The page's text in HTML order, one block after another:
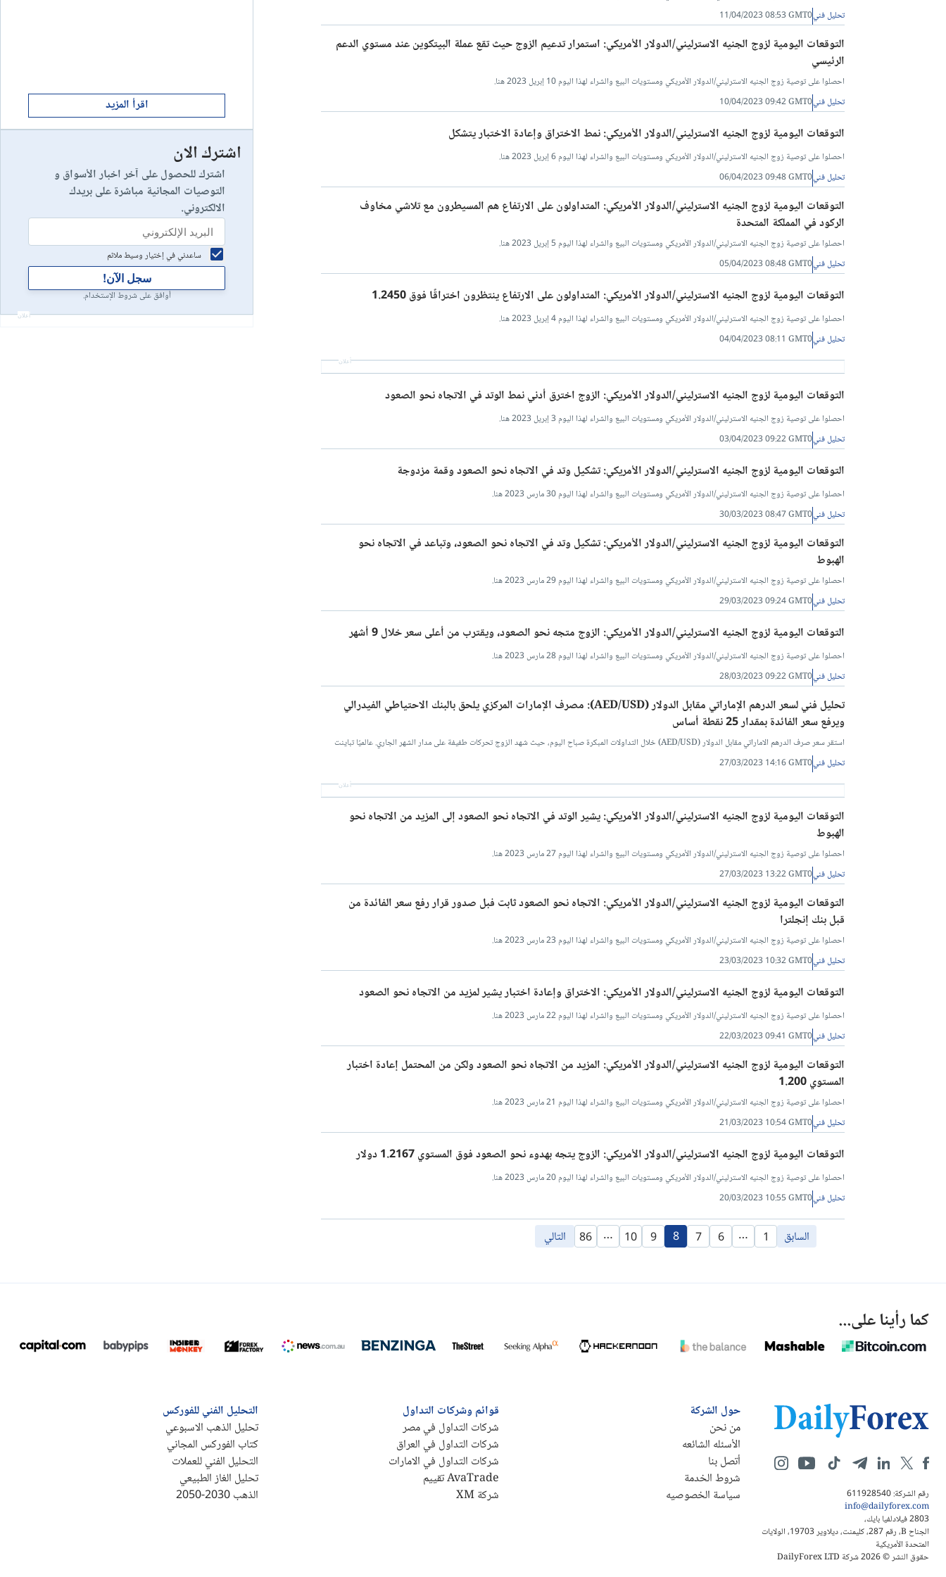
تحليل فني11/04/2023 08:53 GMT0
التوقعات اليومية لزوج الجنيه الاسترليني/الدولار الأمريكي: استمرار تدعيم الزوج حيث تقع عملة البيتكوين عند مستوي الدعم
الرئيسي
احصلوا على توصية زوج الجنيه الاسترليني/الدولار الأمريكي ومستويات البيع والشراء لهذا اليوم 10 إبريل 2023 هنا.
تحليل فني10/04/2023 09:42 GMT0
التوقعات اليومية لزوج الجنيه الاسترليني/الدولار الأمريكي: نمط الاختراق وإعادة الاختبار يتشكل
احصلوا على توصية زوج الجنيه الاسترليني/الدولار الأمريكي ومستويات البيع والشراء لهذا اليوم 6 إبريل 2023 هنا.
تحليل فني06/04/2023 09:48 GMT0
التوقعات اليومية لزوج الجنيه الاسترليني/الدولار الأمريكي: المتداولون على الارتفاع هم المسيطرون مع تلاشي مخاوف
الركود في المملكة المتحدة
احصلوا على توصية زوج الجنيه الاسترليني/الدولار الأمريكي ومستويات البيع والشراء لهذا اليوم 5 إبريل 2023 هنا.
تحليل فني05/04/2023 08:48 GMT0
التوقعات اليومية لزوج الجنيه الاسترليني/الدولار الأمريكي: المتداولون على الارتفاع ينتظرون اختراقًا فوق 1.2450
احصلوا على توصية زوج الجنيه الاسترليني/الدولار الأمريكي ومستويات البيع والشراء لهذا اليوم 4 إبريل 2023 هنا.
تحليل فني04/04/2023 08:11 GMT0
أعلان
التوقعات اليومية لزوج الجنيه الاسترليني/الدولار الأمريكي: الزوج اخترق أدني نمط الوتد في الاتجاه نحو الصعود
احصلوا على توصية زوج الجنيه الاسترليني/الدولار الأمريكي ومستويات البيع والشراء لهذا اليوم 3 إبريل 2023 هنا.
تحليل فني03/04/2023 09:22 GMT0
التوقعات اليومية لزوج الجنيه الاسترليني/الدولار الأمريكي: تشكيل وتد في الاتجاه نحو الصعود وقمة مزدوجة
احصلوا على توصية زوج الجنيه الاسترليني/الدولار الأمريكي ومستويات البيع والشراء لهذا اليوم 30 مارس 2023 هنا.
تحليل فني30/03/2023 08:47 GMT0
التوقعات اليومية لزوج الجنيه الاسترليني/الدولار الأمريكي: تشكيل وتد في الاتجاه نحو الصعود، وتباعد في الاتجاه نحو
الهبوط
احصلوا على توصية زوج الجنيه الاسترليني/الدولار الأمريكي ومستويات البيع والشراء لهذا اليوم 29 مارس 2023 هنا.
تحليل فني29/03/2023 09:24 GMT0
التوقعات اليومية لزوج الجنيه الاسترليني/الدولار الأمريكي: الزوج متجه نحو الصعود، ويقترب من أعلى سعر خلال 9 أشهر
احصلوا على توصية زوج الجنيه الاسترليني/الدولار الأمريكي ومستويات البيع والشراء لهذا اليوم 28 مارس 2023 هنا.
تحليل فني28/03/2023 09:22 GMT0
تحليل فني لسعر الدرهم الإماراتي مقابل الدولار (AED/USD): مصرف الإمارات المركزي يلحق بالبنك الاحتياطي الفيدرالي
ويرفع سعر الفائدة بمقدار 25 نقطة أساس
استقر سعر صرف الدرهم الاماراتي مقابل الدولار (AED/USD) خلال التداولات المبكرة صباح اليوم، حيث شهد الزوج تحركات طفيفة على مدار الشهر الجاري. عالميًا تباينت
تحليل فني27/03/2023 14:16 GMT0
أعلان
التوقعات اليومية لزوج الجنيه الاسترليني/الدولار الأمريكي: يشير الوتد في الاتجاه نحو الصعود إلى المزيد من الاتجاه نحو
الهبوط
احصلوا على توصية زوج الجنيه الاسترليني/الدولار الأمريكي ومستويات البيع والشراء لهذا اليوم 27 مارس 2023 هنا.
تحليل فني27/03/2023 13:22 GMT0
التوقعات اليومية لزوج الجنيه الاسترليني/الدولار الأمريكي: الاتجاه نحو الصعود ثابت فبل صدور قرار رفع سعر الفائدة من
قبل بنك إنجلترا
احصلوا على توصية زوج الجنيه الاسترليني/الدولار الأمريكي ومستويات البيع والشراء لهذا اليوم 23 مارس 2023 هنا.
تحليل فني23/03/2023 10:32 GMT0
التوقعات اليومية لزوج الجنيه الاسترليني/الدولار الأمريكي: الاختراق وإعادة اختبار يشير لمزيد من الاتجاه نحو الصعود
احصلوا على توصية زوج الجنيه الاسترليني/الدولار الأمريكي ومستويات البيع والشراء لهذا اليوم 22 مارس 2023 هنا.
تحليل فني22/03/2023 09:41 GMT0
التوقعات اليومية لزوج الجنيه الاسترليني/الدولار الأمريكي: المزيد من الاتجاه نحو الصعود ولكن من المحتمل إعادة اختبار
المستوي 1.200
احصلوا على توصية زوج الجنيه الاسترليني/الدولار الأمريكي ومستويات البيع والشراء لهذا اليوم 21 مارس 2023 هنا.
تحليل فني21/03/2023 10:54 GMT0
التوقعات اليومية لزوج الجنيه الاسترليني/الدولار الأمريكي: الزوج يتجه بهدوء نحو الصعود فوق المستوي 1.2167 دولار
احصلوا على توصية زوج الجنيه الاسترليني/الدولار الأمريكي ومستويات البيع والشراء لهذا اليوم 20 مارس 2023 هنا.
تحليل فني20/03/2023 10:55 GMT0
السابق 1
…
6
7
8
9
10
…
86 التالي
إستعراض شركة
10
اقرأ المزيد
اشترك الان
اشترك للحصول على آخر اخبار الأسواق و
التوصيات المجانية مباشرة على بريدك
الالكتروني.
ساعدني في إختيار وسيط ملائم
سجل الآن!
أوافق على شروط الإستخدام.
أعلان
كما رأينا على...
رقم الشركة: 611928540
info@dailyforex.com
2803 فيلادلفيا بايك،
الجناح B، رقم 287، كليمنت، ديلاوير 19703، الولايات
المتحدة الأمريكية
حقوق النشر © 2026 شركة DailyForex LTD
حول الشركة
من نحن
الأسئله الشائعه
أتصل بنا
شروط الخدمة
سياسة الخصوصيه
قوائم وشركات التداول
شركات التداول في مصر
شركات التداول في العراق
شركات التداول في الامارات
AvaTrade تقييم
شركة XM
التحليل الفني للفوركس
تحليل الذهب الاسبوعي
كتاب الفوركس المجاني
التحليل الفني للعملات
تحليل الغاز الطبيعي
الذهب 2030-2050